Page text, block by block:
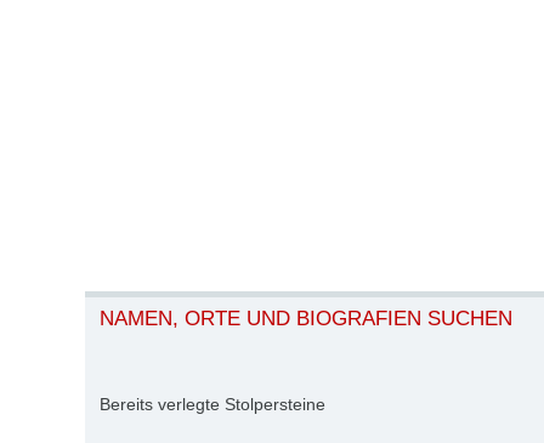
NAMEN, ORTE UND BIOGRAFIEN SUCHEN
Bereits verlegte Stolpersteine